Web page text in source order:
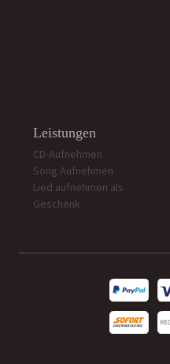
Leistungen
CD-Aufnehmen
Song Aufnehmen
Lied aufnehmen als
Geschenk